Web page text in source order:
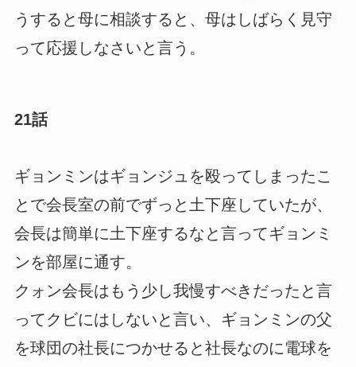
うすると母に相談すると、母はしばらく見守
って応援しなさいと言う。
21話
ギョンミンはギョンジュを殴ってしまったこ
とで会長室の前でずっと土下座していたが、
会長は簡単に土下座するなと言ってギョンミ
ンを部屋に通す。
クォン会長はもう少し我慢すべきだったと言
ってクビにはしないと言い、ギョンミンの父
を球団の社長につかせると社長なのに電球を